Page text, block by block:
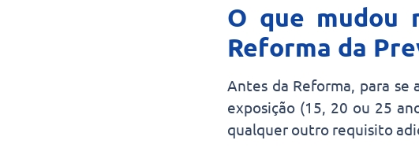
O que mudou
Reforma da
Antes da Reforma, para
exposição (15, 20 ou 25
qualquer outro requisito